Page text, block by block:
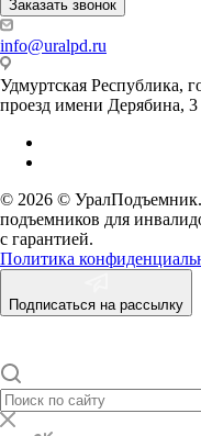
Заказать звонок
info@uralpd.ru
Удмуртская Республика,
проезд имени Дерябина, 3
© 2026 ©
подъемников для
с гарантией.
Политика
Подписаться на рассылку